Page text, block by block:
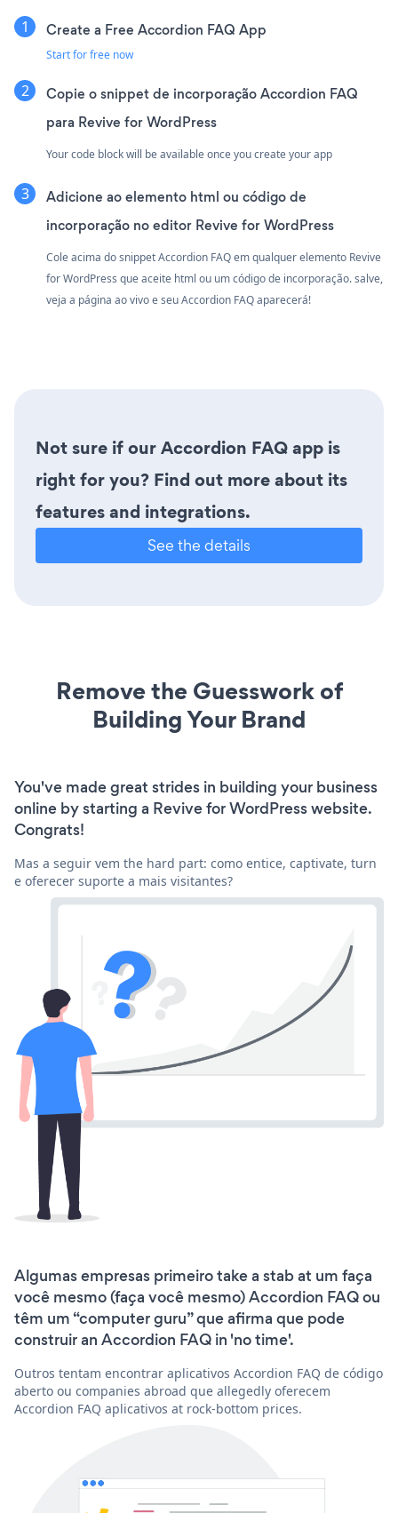
Create a Free Accordion FAQ App
Start for free now
Copie o snippet de incorporação Accordion FAQ
para Revive for WordPress
Your code block will be available once you create your app
Adicione ao elemento html ou código de
incorporação no editor Revive for WordPress
Cole acima do snippet Accordion FAQ em qualquer elemento Revive
for WordPress que aceite html ou um código de incorporação. salve,
veja a página ao vivo e seu Accordion FAQ aparecerá!
Not sure if our Accordion FAQ app is
right for you? Find out more about its
features and integrations.
See the details
Remove the Guesswork of
Building Your Brand
You've made great strides in building your business
online by starting a Revive for WordPress website.
Congrats!
Mas a seguir vem the hard part: como entice, captivate, turn
e oferecer suporte a mais visitantes?
Algumas empresas primeiro take a stab at um faça
você mesmo (faça você mesmo) Accordion FAQ ou
têm um “computer guru” que afirma que pode
construir an Accordion FAQ in 'no time'.
Outros tentam encontrar aplicativos Accordion FAQ de código
aberto ou companies abroad que allegedly oferecem
Accordion FAQ aplicativos at rock-bottom prices.